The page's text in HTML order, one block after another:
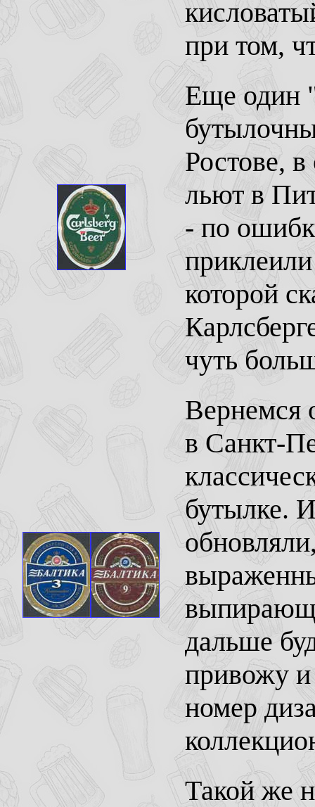
при том,
Еще один
Ростове,
льют в
- по
которой
чуть
Вернемся
в Санкт-
бутылке.
дальше
привожу и
номер
Такой же